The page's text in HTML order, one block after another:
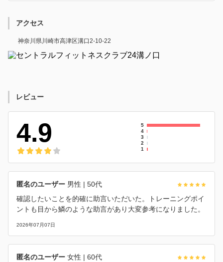
アクセス
神奈川県川崎市高津区溝口2-10-22
レビュー
4.9
5
4
3
2
1
匿名のユーザー 男性 | 50代
確認したいことを的確に助言いただいた。トレーニングポイ
ントも目から鱗のような助言があり大変参考になりました。
2026年07月07日
匿名のユーザー 女性 | 60代